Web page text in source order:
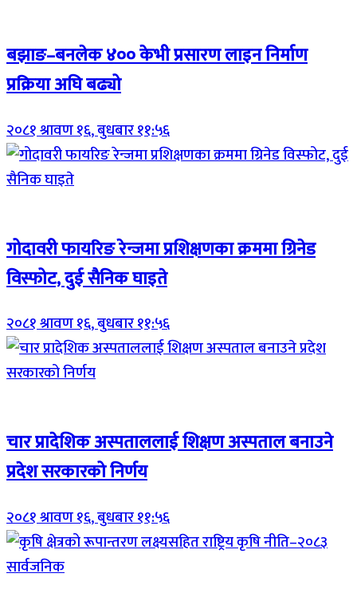
बझाङ–बनलेक ४०० केभी प्रसारण लाइन निर्माण
प्रक्रिया अघि बढ्यो
२०८१ श्रावण १६, बुधबार ११:५६
गोदावरी फायरिङ रेन्जमा प्रशिक्षणका क्रममा ग्रिनेड
विस्फोट, दुई सैनिक घाइते
२०८१ श्रावण १६, बुधबार ११:५६
चार प्रादेशिक अस्पताललाई शिक्षण अस्पताल बनाउने
प्रदेश सरकारको निर्णय
२०८१ श्रावण १६, बुधबार ११:५६